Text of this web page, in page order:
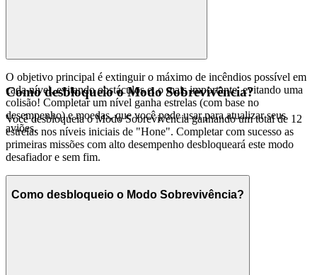
O objetivo principal é extinguir o máximo de incêndios possível em
cada nível, evitando obstáculos e, o mais importante, evitando uma
colisão! Completar um nível ganha estrelas (com base no
desempenho) e moedas, que você pode usar para atualizar seus
aviões.
Como desbloqueio o Modo Sobrevivência?
Você desbloqueia o Modo Sobrevivência ganhando um total de 12
estrelas nos níveis iniciais de "Hone". Completar com sucesso as
primeiras missões com alto desempenho desbloqueará este modo
desafiador e sem fim.
Como desbloqueio o Modo Sobrevivência?